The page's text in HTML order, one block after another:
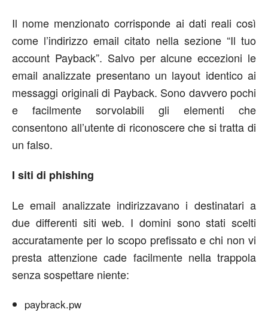
Il nome menzionato corrisponde ai dati reali così
come l’indirizzo email citato nella sezione “Il tuo
account Payback”. Salvo per alcune eccezioni le
email analizzate presentano un layout identico ai
messaggi originali di Payback. Sono davvero pochi
e facilmente sorvolabili gli elementi che
consentono all’utente di riconoscere che si tratta di
un falso.
I siti di phishing
Le email analizzate indirizzavano i destinatari a
due differenti siti web. I domini sono stati scelti
accuratamente per lo scopo prefissato e chi non vi
presta attenzione cade facilmente nella trappola
senza sospettare niente:
paybrack.pw